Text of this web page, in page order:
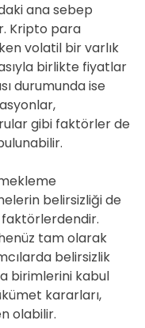
ana sebep
Kripto para
volatil bir varlık
birlikte fiyatlar
durumunda ise
gibi faktörler de
belirsizliği de
faktörlerdendir.
tam olarak
belirsizlik
birimlerini kabul
kararları,
olabilir.